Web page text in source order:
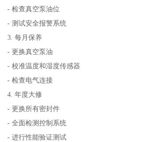
- 检查真空泵油位
- 测试安全报警系统
3. 每月保养
- 更换真空泵油
- 校准温度和湿度传感器
- 检查电气连接
4. 年度大修
- 更换所有密封件
- 全面检测控制系统
- 进行性能验证测试